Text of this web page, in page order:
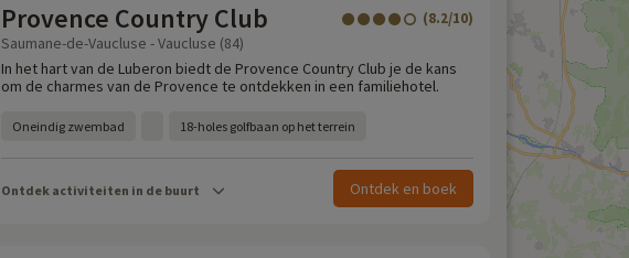
Provence Country Club (8.2/10)
Saumane-de-Vaucluse - Vaucluse (84)
In het hart van de Luberon biedt de Provence Country Club je de kans
om de charmes van de Provence te ontdekken in een familiehotel.
Oneindig zwembad 18-holes golfbaan op het terrein
Ontdek activiteiten in de buurt Ontdek en boek